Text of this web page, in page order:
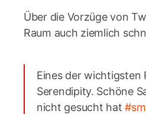
Über die Vorzüge von
Raum auch ziemlich
Eines der wichtigsten
Serendipity. Schöne
nicht gesucht hat